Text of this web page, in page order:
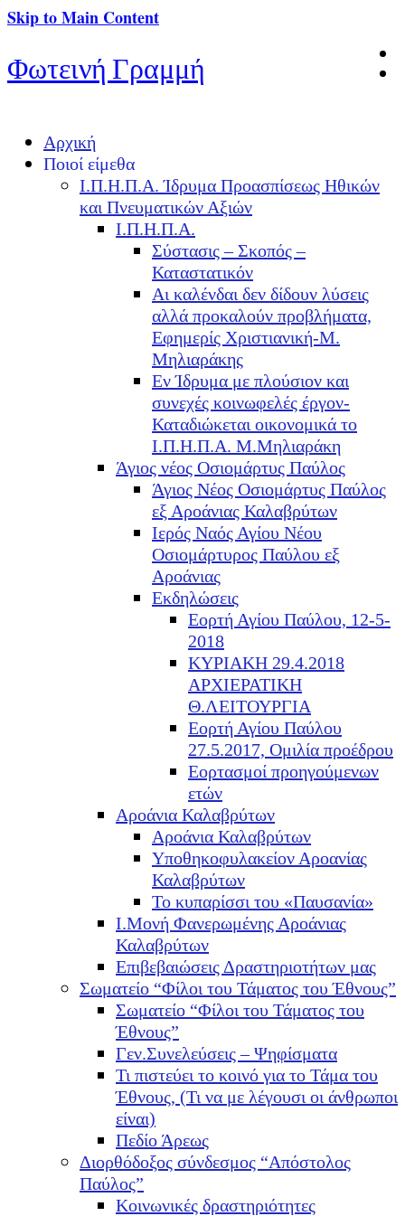
Skip to Main Content
Φωτεινή Γραμμή
Αρχική
Ποιοί είμεθα
Ι.Π.Η.Π.Α. Ίδρυμα Προασπίσεως Ηθικών
και Πνευματικών Αξιών
Ι.Π.Η.Π.Α.
Σύστασις – Σκοπός –
Καταστατικόν
Αι καλένδαι δεν δίδουν λύσεις
αλλά προκαλούν προβλήματα,
Εφημερίς Χριστιανική-Μ.
Μηλιαράκης
Εν Ίδρυμα με πλούσιον και
συνεχές κοινωφελές έργον-
Καταδιώκεται οικονομικά το
Ι.Π.Η.Π.Α. Μ.Μηλιαράκη
Άγιος νέος Οσιομάρτυς Παύλος
Άγιος Νέος Οσιομάρτυς Παύλος
εξ Αροάνιας Καλαβρύτων
Ιερός Ναός Αγίου Νέου
Οσιομάρτυρος Παύλου εξ
Αροάνιας
Εκδηλώσεις
Εορτή Αγίου Παύλου, 12-5-
2018
ΚΥΡΙΑΚΗ 29.4.2018
ΑΡΧΙΕΡΑΤΙΚΗ
Θ.ΛΕΙΤΟΥΡΓΙΑ
Εορτή Αγίου Παύλου
27.5.2017, Ομιλία προέδρου
Εορτασμοί προηγούμενων
ετών
Αροάνια Καλαβρύτων
Αροάνια Καλαβρύτων
Υποθηκοφυλακείον Αροανίας
Καλαβρύτων
Το κυπαρίσσι του «Παυσανία»
Ι.Μονή Φανερωμένης Αροάνιας
Καλαβρύτων
Επιβεβαιώσεις Δραστηριοτήτων μας
Σωματείο “Φίλοι του Τάματος του Έθνους”
Σωματείο “Φίλοι του Τάματος του
Έθνους”
Γεν.Συνελεύσεις – Ψηφίσματα
Τι πιστεύει το κοινό για το Τάμα του
Έθνους, (Τι να με λέγουσι οι άνθρωποι
είναι)
Πεδίο Άρεως
Διορθόδοξος σύνδεσμος “Απόστολος
Παύλος”
Κοινωνικές δραστηριότητες